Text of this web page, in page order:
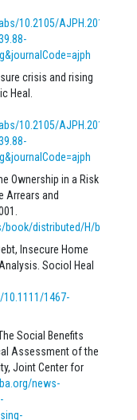
10.2105/
crisis and rising
Heal.
10.2105/
Ownership in a Risk
Arrears and
distributed/H/
Insecure Home
Sociol Heal
1467-
Social Benefits
Assessment of the
Joint Center for
news-